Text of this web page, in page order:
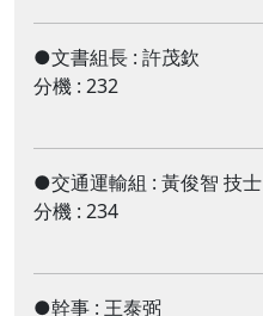
●文書組長 : 許茂欽
分機 : 232
●交通運輸組 : 黃俊智 技士
分機 : 234
●幹事 : 王泰弼